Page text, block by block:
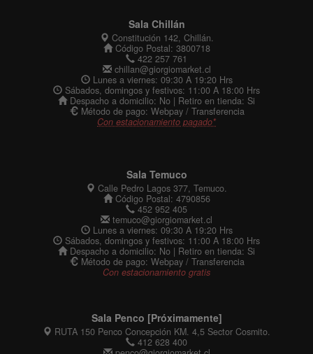
Sala Chillán
Constitución 142, Chillán.
Código Postal: 3800718
422 257 761
chillan@giorgiomarket.cl
Lunes a viernes: 09:30 A 19:20 Hrs
Sábados, domingos y festivos: 11:00 A 18:00 Hrs
Despacho a domicilio: No | Retiro en tienda: Si
Método de pago: Webpay / Transferencia
Con estacionamiento pagado*
Sala Temuco
Calle Pedro Lagos 377, Temuco.
Código Postal: 4790856
452 952 405
temuco@giorgiomarket.cl
Lunes a viernes: 09:30 A 19:20 Hrs
Sábados, domingos y festivos: 11:00 A 18:00 Hrs
Despacho a domicilio: No | Retiro en tienda: Si
Método de pago: Webpay / Transferencia
Con estacionamiento gratis
Sala Penco [Próximamente]
RUTA 150 Penco Concepción KM. 4,5 Sector Cosmito.
412 628 400